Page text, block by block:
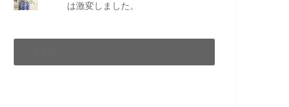
は激変しました。